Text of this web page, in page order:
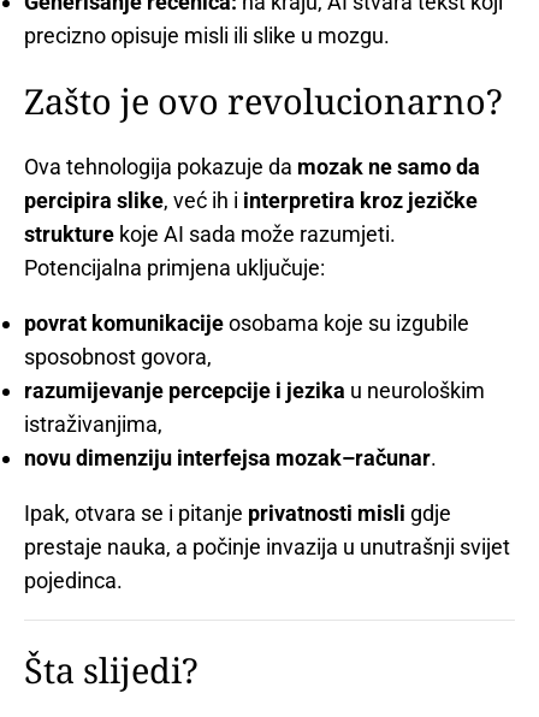
precizno opisuje misli ili slike u mozgu.
Zašto je ovo revolucionarno?
Ova tehnologija pokazuje da mozak ne samo da
percipira slike, već ih i interpretira kroz jezičke
strukture koje AI sada može razumjeti.
Potencijalna primjena uključuje:
povrat komunikacijeosobama koje su izgubile
sposobnost govora,
razumijevanje percepcije i jezika u neurološkim
istraživanjima,
novu dimenziju interfejsa mozak–računar.
Ipak, otvara se i pitanje privatnosti misli gdje
prestaje nauka, a počinje invazija u unutrašnji svijet
pojedinca.
Šta slijedi?